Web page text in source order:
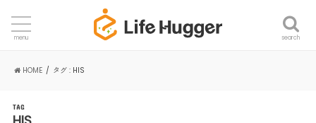
search
menu
HOME タグ : HIS
TAG